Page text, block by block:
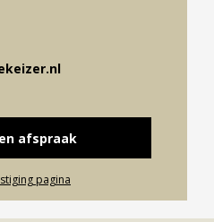
afspraak
pagina